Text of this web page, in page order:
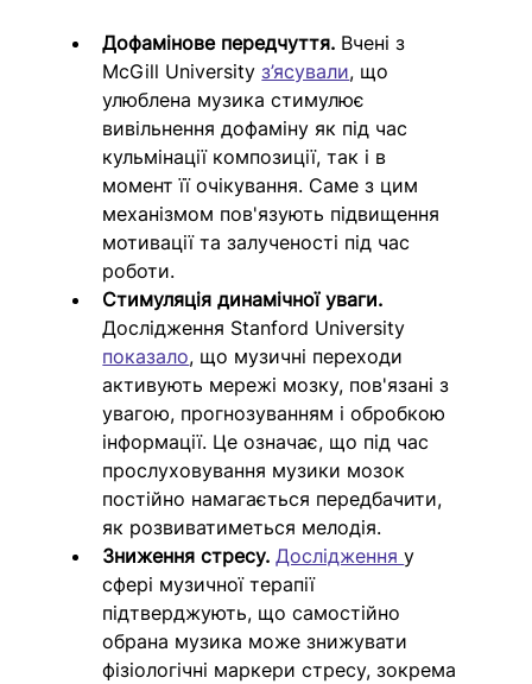
Дофамінове передчуття. Вчені з
McGill University з’ясували, що
улюблена музика стимулює
вивільнення дофаміну як під час
кульмінації композиції, так і в
момент її очікування. Саме з цим
механізмом пов'язують підвищення
мотивації та залученості під час
роботи.
Стимуляція динамічної уваги.
Дослідження Stanford University
показало, що музичні переходи
активують мережі мозку, пов'язані з
увагою, прогнозуванням і обробкою
інформації. Це означає, що під час
прослуховування музики мозок
постійно намагається передбачити,
як розвиватиметься мелодія.
Зниження стресу. Дослідження у
сфері музичної терапії
підтверджують, що самостійно
обрана музика може знижувати
фізіологічні маркери стресу, зокрема